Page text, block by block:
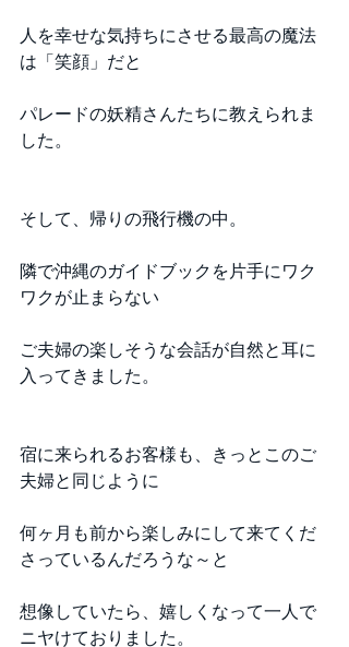
人を幸せな気持ちにさせる最高の魔法
は「笑顔」だと
パレードの妖精さんたちに教えられま
した。
そして、帰りの飛行機の中。
隣で沖縄のガイドブックを片手にワク
ワクが止まらない
ご夫婦の楽しそうな会話が自然と耳に
入ってきました。
宿に来られるお客様も、きっとこのご
夫婦と同じように
何ヶ月も前から楽しみにして来てくだ
さっているんだろうな～と
想像していたら、嬉しくなって一人で
ニヤけておりました。